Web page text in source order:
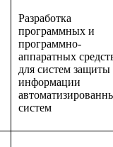
Разработка
программных и
программно-
аппаратных
для систем защиты
информации
систем